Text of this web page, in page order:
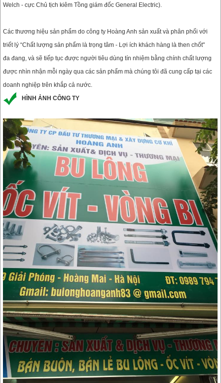
Welch - cực Chủ tịch kiêm Tồng giám đốc General Electric).
Các thương hiệu sản phẩm do công ty Hoàng Anh sản xuất và phân phối với
triết lý “Chất lượng sản phẩm là trọng tâm - Lợi ích khách hàng là then chốt"
đa đang, và sẽ tiếp tục được người tiêu dùng tín nhiệm bằng chính chất lượng
được nhìn nhận mỗi ngày qua các sản phẩm mà chúng tôi đã cung cấp tại các
doanh nghiệp trên khắp cả nước.
HÌNH ẢNH CÔNG TY